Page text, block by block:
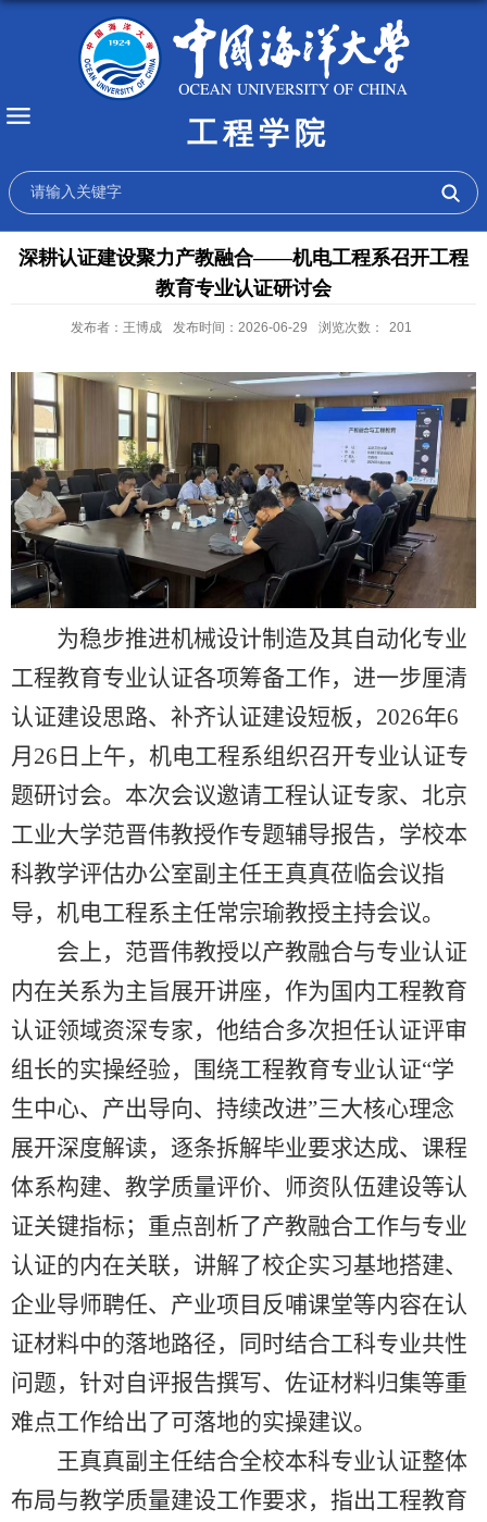
工程学院
深耕认证建设聚力产教融合——机电工程系召开工程
教育专业认证研讨会
发布者：王博成 发布时间：2026-06-29 浏览次数： 201
为稳步推进机械设计制造及其自动化专业
工程教育专业认证各项筹备工作，进一步厘清
认证建设思路、补齐认证建设短板 ， 2026年6
月 26 日上午，机电工程系组织召开专业认证专
题研讨会。本次会议邀请工程认证专家、 北京
工业大学范晋伟教授作专题辅导报告，学校本
科教学评估办公室副主任王真真莅临会议指
导， 机电工程系主任常宗瑜教授主持会议。
会上，范晋伟教授以产教融合与专业认证
内在关系为主旨展开讲座， 作为国内工程教育
认证领域资深专家，他结合多次担任认证评审
组长的实操经验，围绕工程教育专业认证“学
生中心、产出导向、持续改进”三大核心理念
展开深度解读，逐条拆解毕业要求达成、课程
体系构建、教学质量评价、师资队伍建设等认
证关键指标；重点剖析了产教融合工作与专业
认证的内在关联，讲解了校企实习基地搭建、
企业导师聘任、产业项目反哺课堂等内容在认
证材料中的落地路径，同时结合工科专业共性
问题，针对自评报告撰写、佐证材料归集等重
难点工作给出了可落地的实操建议。
王真真副主任结合全校本科专业认证整体
布局与教学质量建设工作要求， 指出工程教育